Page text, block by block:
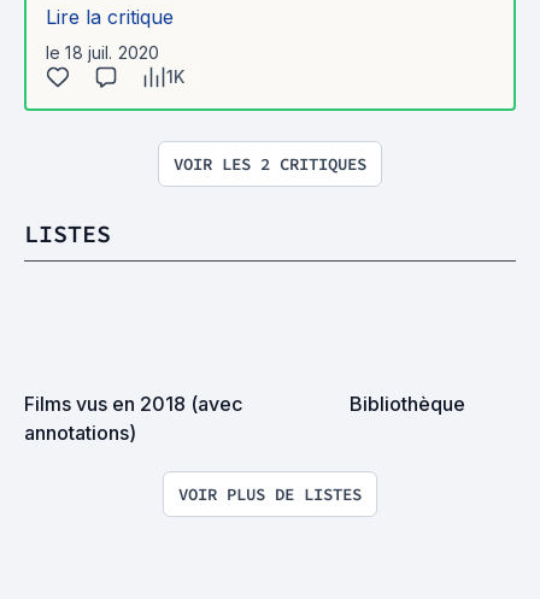
Lire la critique
le 18 juil. 2020
1K
VOIR LES 2 CRITIQUES
LISTES
Films vus en 2018 (avec
annotations)
Bibliothèque
VOIR PLUS DE LISTES